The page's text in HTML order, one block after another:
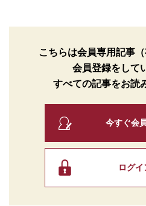
こちらは会員専用記事
会員登録をして
すべての記事をお読
今すぐ会
ログイ